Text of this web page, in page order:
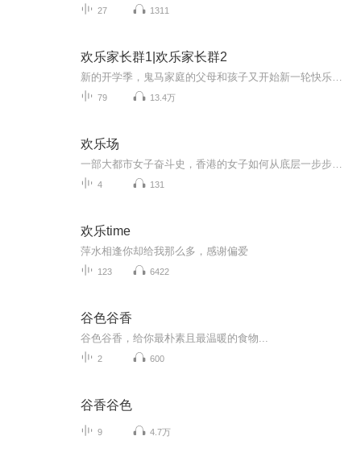
27 1311
欢乐家长群1|欢乐家长群2
79 13.4万
欢乐场
4 131
欢乐time
萍水相逢你却给我那么多，感谢偏爱
123 6422
谷色谷香
谷色谷香，给你最朴素且最温暖的食物...
2 600
谷香谷色
9 4.7万